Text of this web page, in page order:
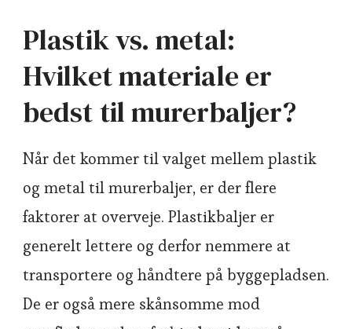
Plastik vs. metal:
Hvilket materiale er
bedst til murerbaljer?
Når det kommer til valget mellem plastik
og metal til murerbaljer, er der flere
faktorer at overveje. Plastikbaljer er
generelt lettere og derfor nemmere at
transportere og håndtere på byggepladsen.
De er også mere skånsomme mod